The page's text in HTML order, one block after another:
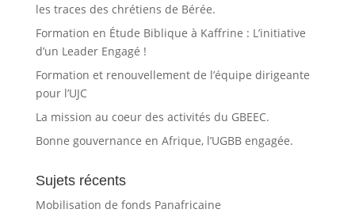
les traces des chrétiens de Bérée.
Formation en Étude Biblique à Kaffrine : L’initiative
d’un Leader Engagé !
Formation et renouvellement de l’équipe dirigeante
pour l’UJC
La mission au coeur des activités du GBEEC.
Bonne gouvernance en Afrique, l’UGBB engagée.
Sujets récents
Mobilisation de fonds Panafricaine